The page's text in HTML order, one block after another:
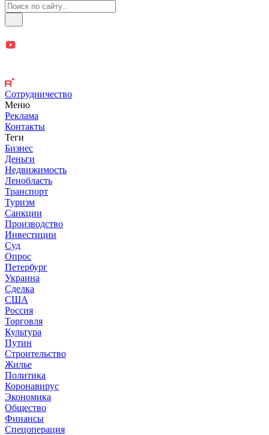
Сотрудничество
Меню
Реклама
Контакты
Теги
Бизнес
Деньги
Недвижимость
Ленобласть
Транспорт
Туризм
Санкции
Производство
Инвестиции
Суд
Опрос
Петербург
Украина
Сделка
США
Россия
Торговля
Культура
Путин
Строительство
Жилье
Политика
Коронавирус
Экономика
Общество
Финансы
Спецоперация